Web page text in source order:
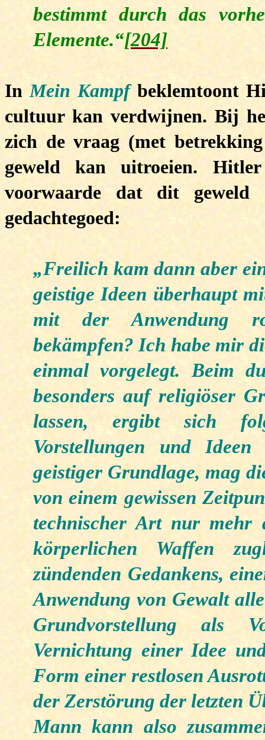
bestimmt durch das
Elemente.“[204]
In Mein Kampfbeklemtoont
cultuur kan verdwijnen. Bij
zich de vraag (met
geweld kan uitroeien.
voorwaarde dat dit geweld
gedachtegoed:
„Freilich kam dann aber
geistige Ideen überhaupt
mit der Anwendung
bekämpfen? Ich habe mir
einmal vorgelegt. Beim
besonders auf religiöser
lassen, ergibt sich
Vorstellungen und Ideen
geistiger Grundlage, mag
von einem gewissen
technischer Art nur mehr
körperlichen Waffen
zündenden Gedankens,
Anwendung von Gewalt
Grundvorstellung als
Vernichtung einer Idee
Form einer restlosen
der Zerstörung der letzten
Mann kann also